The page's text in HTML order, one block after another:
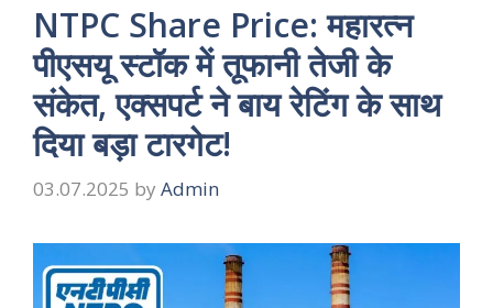
NTPC Share Price: महारत्न
पीएसयू स्टॉक में तूफानी तेजी के
संकेत, एक्सपर्ट ने बाय रेटिंग के साथ
दिया बड़ा टारगेट!
03.07.2025 by Admin